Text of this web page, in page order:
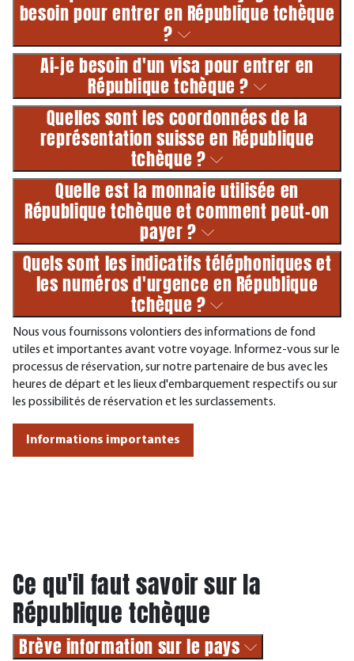
besoin pour entrer en République tchèque
?
Ai-je besoin d'un visa pour entrer en
République tchèque ?
Quelles sont les coordonnées de la
représentation suisse en République
tchèque ?
Quelle est la monnaie utilisée en
République tchèque et comment peut-on
payer ?
Quels sont les indicatifs téléphoniques et
les numéros d'urgence en République
tchèque ?
Nous vous fournissons volontiers des informations de fond
utiles et importantes avant votre voyage. Informez-vous sur le
processus de réservation, sur notre partenaire de bus avec les
heures de départ et les lieux d'embarquement respectifs ou sur
les possibilités de réservation et les surclassements.
Informations importantes
Ce qu'il faut savoir sur la
République tchèque
Brève information sur le pays